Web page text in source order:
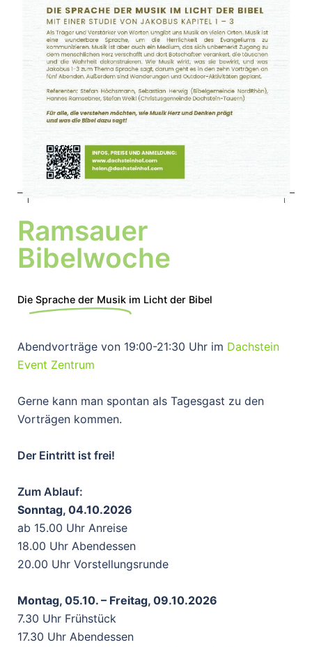
Ramsauer
Bibelwoche
Die Sprache der Musik im Licht der Bibel
Abendvorträge von 19:00-21:30 Uhr im Dachstein
Event Zentrum
Gerne kann man spontan als Tagesgast zu den
Vorträgen kommen.
Der Eintritt ist frei!
Zum Ablauf:
Sonntag, 04.10.2026
ab 15.00 Uhr Anreise
18.00 Uhr Abendessen
20.00 Uhr Vorstellungsrunde
Montag, 05.10. – Freitag, 09.10.2026
7.30 Uhr Frühstück
17.30 Uhr Abendessen